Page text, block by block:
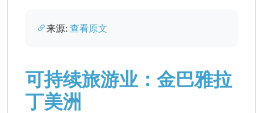
来源: 查看原文
可持续旅游业：金巴雅拉
丁美洲